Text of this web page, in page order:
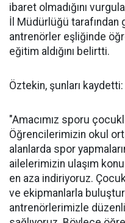
ibaret olmadığını
İl Müdürlüğü tarafından
antrenörler eşliğinde
eğitim aldığını belirtti.
Öztekin, şunları kaydetti:
"Amacımız sporu
Öğrencilerimizin okul
alanlarda spor
ailelerimizin ulaşım
en aza indiriyoruz.
ve ekipmanlarla
antrenörlerimizle düzenli